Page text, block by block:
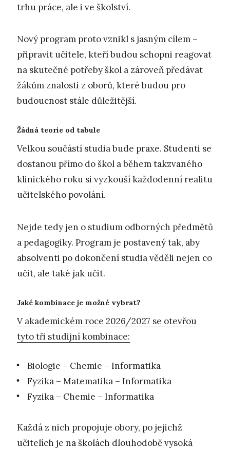
trhu práce, ale i ve školství.
Nový program proto vznikl s jasným cílem –
připravit učitele, kteří budou schopni reagovat
na skutečné potřeby škol a zároveň předávat
žákům znalosti z oborů, které budou pro
budoucnost stále důležitější.
Žádná teorie od tabule
Velkou součástí studia bude praxe. Studenti se
dostanou přímo do škol a během takzvaného
klinického roku si vyzkouší každodenní realitu
učitelského povolání.
Nejde tedy jen o studium odborných předmětů
a pedagogiky. Program je postavený tak, aby
absolventi po dokončení studia věděli nejen co
učit, ale také jak učit.
Jaké kombinace je možné vybrat?
V akademickém roce 2026/2027 se otevřou
tyto tři studijní kombinace:
Biologie – Chemie – Informatika
Fyzika – Matematika – Informatika
Fyzika – Chemie – Informatika
Každá z nich propojuje obory, po jejichž
učitelích je na školách dlouhodobě vysoká